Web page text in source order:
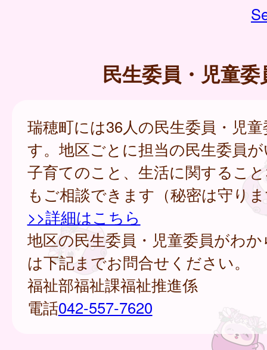
民生委員・児童委
瑞穂町には36人の民生委員・児
す。地区ごとに担当の民生委員
子育てのこと、生活に関するこ
もご相談できます（秘密は守り
>>詳細はこちら
地区の民生委員・児童委員がわ
は下記までお問合せください。
福祉部福祉課福祉推進係
電話042-557-7620